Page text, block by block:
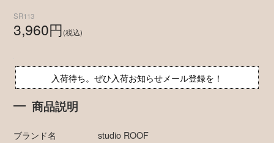
SR113
3,960円(税込)
入荷待ち。ぜひ入荷お知らせメール登録を！
商品説明
ブランド名 studio ROOF